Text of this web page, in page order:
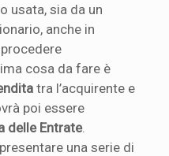
usata, sia da un
anche in
cosa da fare è
tra l’acquirente e
poi essere
delle Entrate.
una serie di